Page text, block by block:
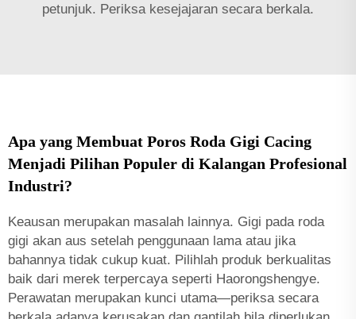
petunjuk. Periksa kesejajaran secara berkala.
Apa yang Membuat Poros Roda Gigi Cacing
Menjadi Pilihan Populer di Kalangan Profesional
Industri?
Keausan merupakan masalah lainnya. Gigi pada roda
gigi akan aus setelah penggunaan lama atau jika
bahannya tidak cukup kuat. Pilihlah produk berkualitas
baik dari merek terpercaya seperti Haorongshengye.
Perawatan merupakan kunci utama—periksa secara